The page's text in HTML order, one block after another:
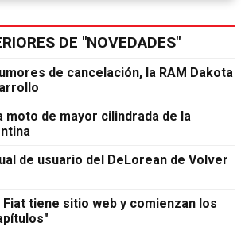
DE "NOVEDADES"
de cancelación, la RAM Dakota
moto de mayor cilindrada de la
de usuario del DeLorean de Volver
Fiat tiene sitio web y comienzan los